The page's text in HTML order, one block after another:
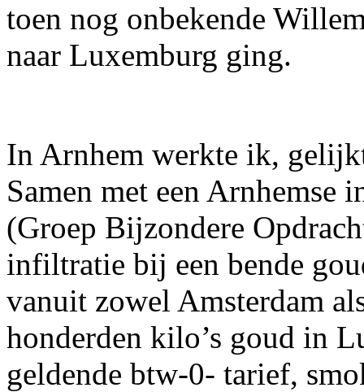
toen nog onbekende
naar Luxemburg ging.
In Arnhem werkte ik,
Samen met een
(Groep Bijzondere
infiltratie bij een bende
vanuit zowel Amsterdam
honderden kilo’s goud in
geldende btw-0- tarief,